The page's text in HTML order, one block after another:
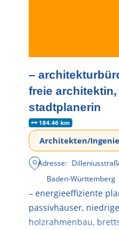
–
freie
stadtplanerin
184.46 km
Architekten/
Adresse:
Baden-Württemberg
– energieeffiziente
passivhäuser,
holzrahmenbau,